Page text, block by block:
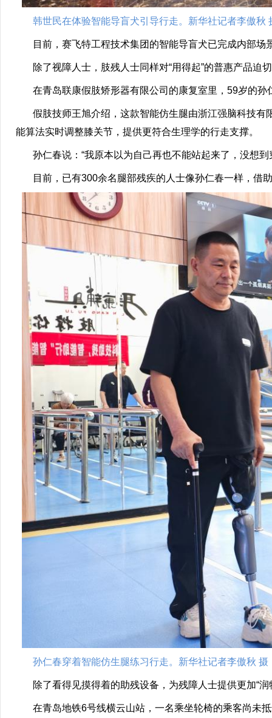
韩世民在体验智能导盲犬引导行走。新华社记者李傲秋
目前，赛飞特工程技术集团的智能导盲犬已完成内部场
除了视障人士，肢残人士同样对“用得起”的普惠产品迫
在青岛联康假肢矫形器有限公司的康复室里，59岁的孙
假肢技师王旭介绍，这款智能仿生腿由浙江强脑科技有
能算法实时调整膝关节，提供更符合生理学的行走支撑。
孙仁春说：“我原本以为自己再也不能站起来了，没想到
目前，已有300余名腿部残疾的人士像孙仁春一样，借
孙仁春穿着智能仿生腿练习行走。新华社记者李傲秋 摄
除了看得见摸得着的助残设备，为残障人士提供更加“润
在青岛地铁6号线横云山站，一名乘坐轮椅的乘客尚未抵